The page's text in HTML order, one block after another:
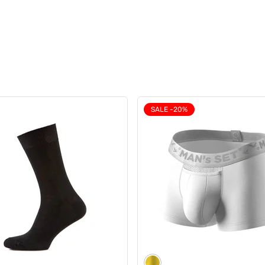
трусів Slips Black
6шт
грн
2647 грн
no fly, графіт/білий 3 шт
1510 грн
1323 грн
SALE -20%